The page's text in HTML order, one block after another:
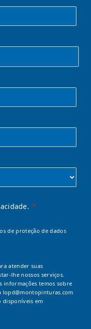
de proteção de dados
atender suas
lhe nossos serviços.
informações temos sobre
lopd@montopinturas.com
disponíveis em